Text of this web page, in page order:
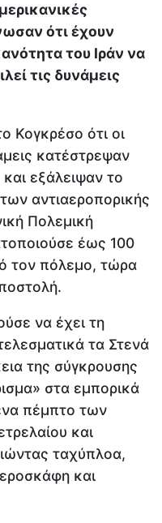
ότι έχουν
του Ιράν να
τις δυνάμεις
Κογκρέσο ότι οι
κατέστρεψαν
εξάλειψαν το
αντιαεροπορικής
Πολεμική
έως 100
τον πόλεμο, τώρα
να έχει τη
τα Στενά
της σύγκρουσης
στα εμπορικά
πέμπτο των
και
ταχύπλοα,
και